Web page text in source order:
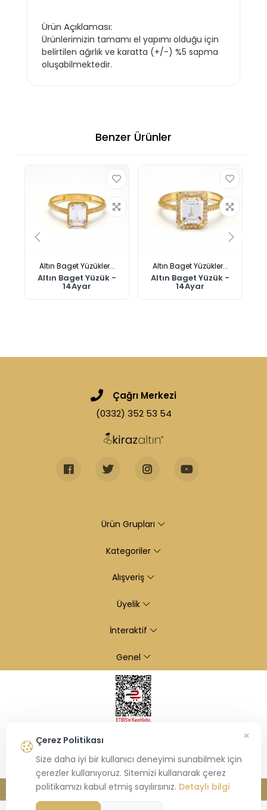
Ürün Açıklaması:
Ürünlerimizin tamamı el yapımı olduğu için
belirtilen ağırlık ve karatta (+/-) %5 sapma
oluşabilmektedir.
Benzer Ürünler
Altın Baget Yüzükler...
Altın Baget Yüzük -
14Ayar
Altın Baget Yüzükler...
Altın Baget Yüzük -
14Ayar
Çağrı Merkezi
(0332) 352 53 54
Ürün Grupları
Kategoriler
Alışveriş
Üyelik
İnteraktif
Genel
© 2026 Kiraz Altın- Tüm hakları saklıdır.
Çerez Politikası
Size daha iyi bir kullanıcı deneyimi sunabilmek için
çerezler kullanıyoruz. Sitemizi kullanarak çerez
politikamızı kabul etmiş sayılırsınız. Detaylı bilgi
×